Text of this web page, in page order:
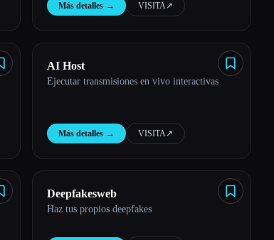
Más detalles → VISITA↗︎
AI Host
Ejecutar transmisiones en vivo interactivas
Más detalles → VISITA↗︎
Deepfakesweb
Haz tus propios deepfakes